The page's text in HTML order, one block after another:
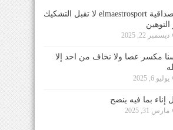
مصداقية elmaestrosport لا تقبل التشكيك
التوهين
ديسمبر 22, 2025
مكسر عصا ولا نخاف من احد إلا
يوليو 6, 2025
إناء بما فيه ينضح
مارس 31, 2025